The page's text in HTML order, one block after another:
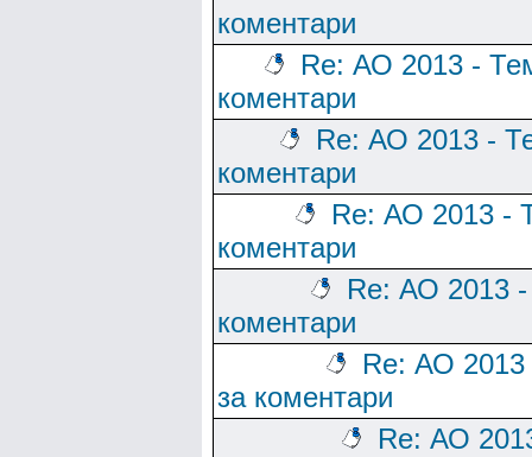
коментари
Re: АО 2013 -
коментари
Re: АО 2013 -
коментари
Re: АО 2013 -
коментари
Re: АО 2013
коментари
Re: АО
за коментари
Re: АО